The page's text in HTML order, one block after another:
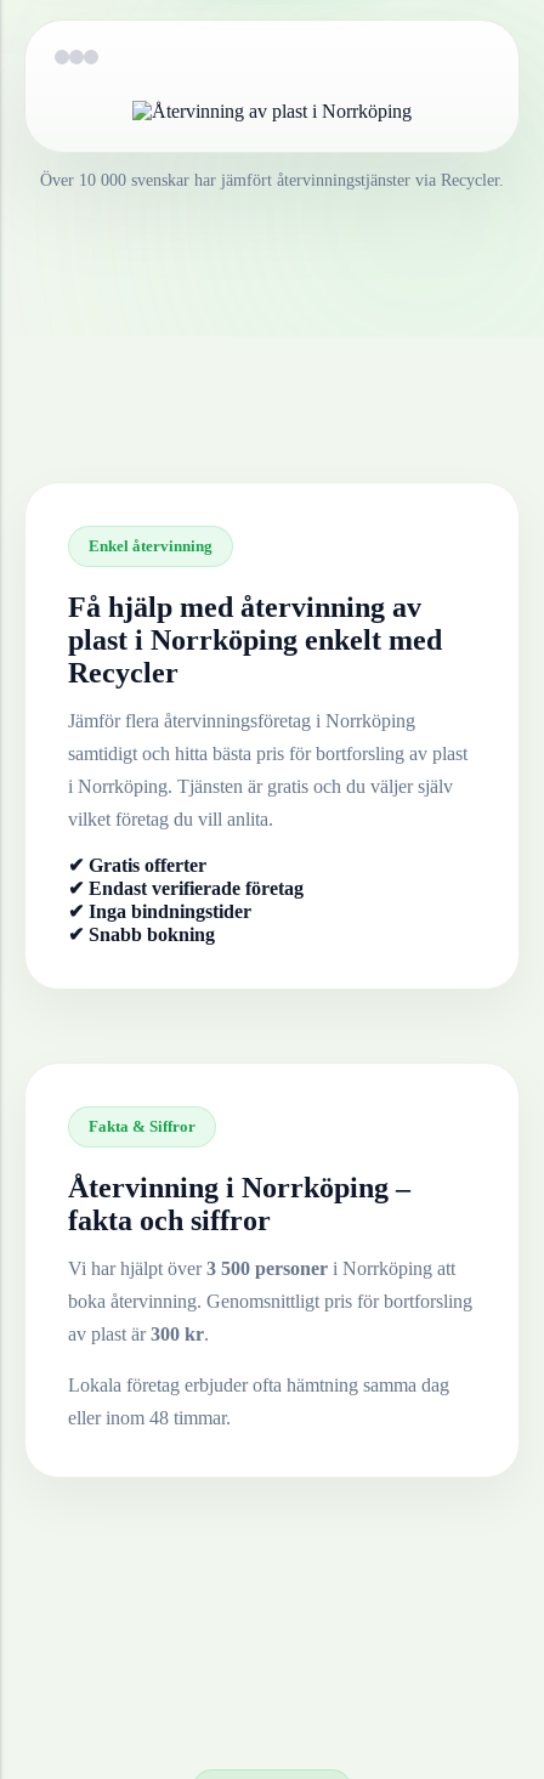
Över 10 000 svenskar har jämfört återvinningstjänster via Recycler.
Enkel återvinning
Få hjälp med återvinning av
plast i Norrköping enkelt med
Recycler
Jämför flera återvinningsföretag i Norrköping
samtidigt och hitta bästa pris för bortforsling av plast
i Norrköping. Tjänsten är gratis och du väljer själv
vilket företag du vill anlita.
✔ Gratis offerter
✔ Endast verifierade företag
✔ Inga bindningstider
✔ Snabb bokning
Fakta & Siffror
Återvinning i Norrköping–
fakta och siffror
Vi har hjälpt över3 500 personer i Norrköping att
boka återvinning. Genomsnittligt pris för bortforsling
av plast är300 kr.
Lokala företag erbjuder ofta hämtning samma dag
eller inom 48 timmar.